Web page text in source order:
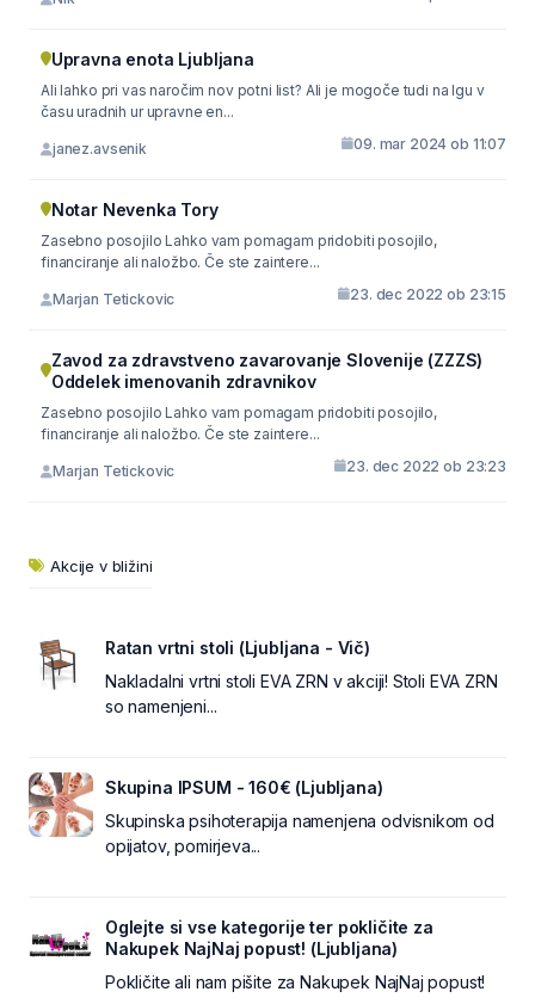
Upravna enota Ljubljana
Ali lahko pri vas naročim nov potni list? Ali je mogoče tudi na Igu v
času uradnih ur upravne en...
janez.avsenik 09. mar 2024 ob 11:07
Notar Nevenka Tory
Zasebno posojilo Lahko vam pomagam pridobiti posojilo,
financiranje ali naložbo. Če ste zaintere...
Marjan Tetickovic 23. dec 2022 ob 23:15
Zavod za zdravstveno zavarovanje Slovenije (ZZZS)
Oddelek imenovanih zdravnikov
Zasebno posojilo Lahko vam pomagam pridobiti posojilo,
financiranje ali naložbo. Če ste zaintere...
Marjan Tetickovic 23. dec 2022 ob 23:23
Akcije v bližini
Ratan vrtni stoli (Ljubljana - Vič)
Nakladalni vrtni stoli EVA ZRN v akciji! Stoli EVA ZRN
so namenjeni...
Skupina IPSUM - 160€ (Ljubljana)
Skupinska psihoterapija namenjena odvisnikom od
opijatov, pomirjeva...
Oglejte si vse kategorije ter pokličite za
Nakupek NajNaj popust! (Ljubljana)
Pokličite ali nam pišite za Nakupek NajNaj popust!